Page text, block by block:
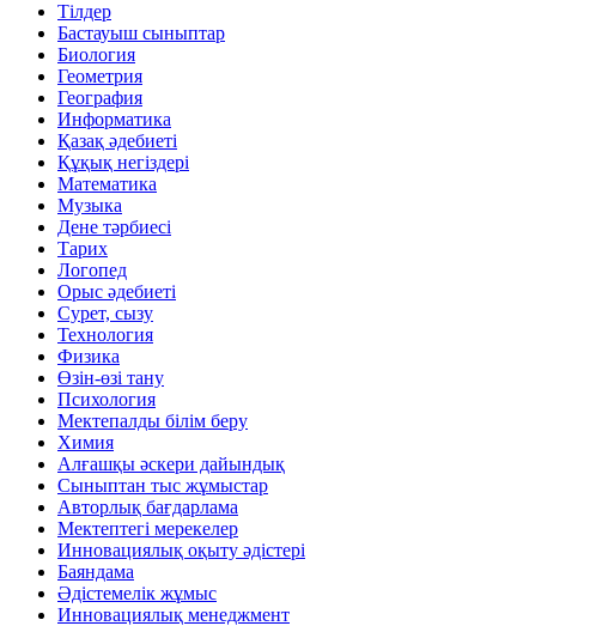
Тілдер
Бастауыш сыныптар
Биология
Геометрия
География
Информатика
Қазақ әдебиеті
Құқық негіздері
Математика
Музыка
Дене тәрбиесі
Тарих
Логопед
Орыс әдебиеті
Сурет, сызу
Технология
Физика
Өзін-өзі тану
Психология
Мектепалды білім беру
Химия
Алғашқы әскери дайындық
Сыныптан тыс жұмыстар
Авторлық бағдарлама
Мектептегі мерекелер
Инновациялық оқыту әдістері
Баяндама
Әдістемелік жұмыс
Инновациялық менеджмент